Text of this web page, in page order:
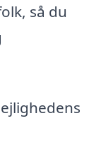
så du